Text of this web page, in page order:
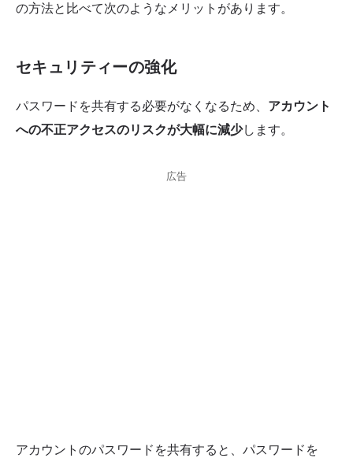
の方法と比べて次のようなメリットがあります。
セキュリティーの強化
パスワードを共有する必要がなくなるため、 アカウント
への不正アクセスのリスクが大幅に減少します。
広告
アカウントのパスワードを共有すると、パスワードを